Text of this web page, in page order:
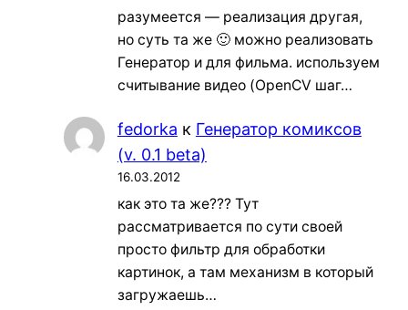
разумеется — реализация другая,
но суть та же 🙂 можно реализовать
Генератор и для фильма. используем
считывание видео (OpenCV шаг…
fedorka к Генератор комиксов
(v. 0.1 beta)
16.03.2012
как это та же??? Тут
рассматривается по сути своей
просто фильтр для обработки
картинок, а там механизм в который
загружаешь…